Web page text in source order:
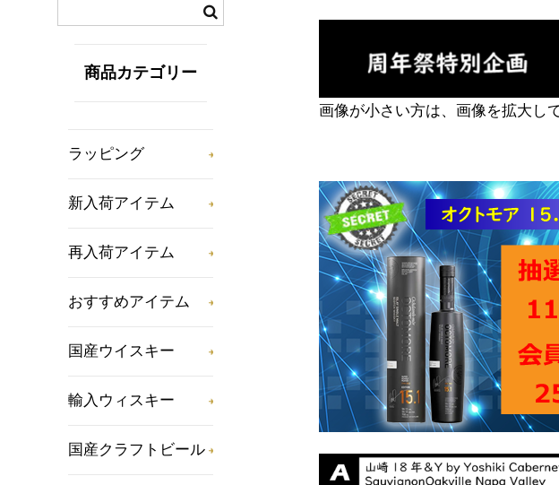
画像が小さい方は、画像を拡大し
商品カテゴリー
ラッピング
新入荷アイテム
再入荷アイテム
おすすめアイテム
国産ウイスキー
輸入ウィスキー
国産クラフトビール